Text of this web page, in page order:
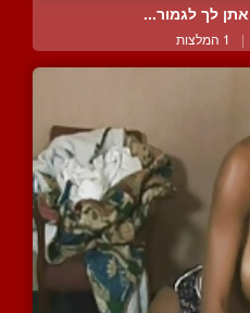
לך לגמור...
| 1 המלצות